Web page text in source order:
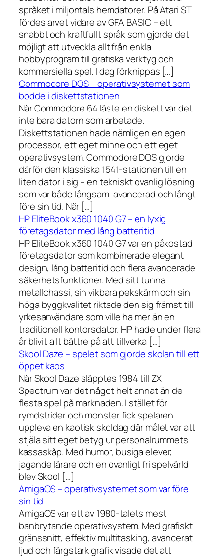
språket i miljontals hemdatorer. På Atari ST
fördes arvet vidare av GFA BASIC – ett
snabbt och kraftfullt språk som gjorde det
möjligt att utveckla allt från enkla
hobbyprogram till grafiska verktyg och
kommersiella spel. I dag förknippas […]
Commodore DOS – operativsystemet som
bodde i diskettstationen
När Commodore 64 läste en diskett var det
inte bara datorn som arbetade.
Diskettstationen hade nämligen en egen
processor, ett eget minne och ett eget
operativsystem. Commodore DOS gjorde
därför den klassiska 1541-stationen till en
liten dator i sig – en tekniskt ovanlig lösning
som var både långsam, avancerad och långt
före sin tid. När […]
HP EliteBook x360 1040 G7 – en lyxig
företagsdator med lång batteritid
HP EliteBook x360 1040 G7 var en påkostad
företagsdator som kombinerade elegant
design, lång batteritid och flera avancerade
säkerhetsfunktioner. Med sitt tunna
metallchassi, sin vikbara pekskärm och sin
höga byggkvalitet riktade den sig främst till
yrkesanvändare som ville ha mer än en
traditionell kontorsdator. HP hade under flera
år blivit allt bättre på att tillverka […]
Skool Daze – spelet som gjorde skolan till ett
öppet kaos
När Skool Daze släpptes 1984 till ZX
Spectrum var det något helt annat än de
flesta spel på marknaden. I stället för
rymdstrider och monster fick spelaren
uppleva en kaotisk skoldag där målet var att
stjäla sitt eget betyg ur personalrummets
kassaskåp. Med humor, busiga elever,
jagande lärare och en ovanligt fri spelvärld
blev Skool […]
AmigaOS – operativsystemet som var före
sin tid
AmigaOS var ett av 1980-talets mest
banbrytande operativsystem. Med grafiskt
gränssnitt, effektiv multitasking, avancerat
ljud och färgstark grafik visade det att